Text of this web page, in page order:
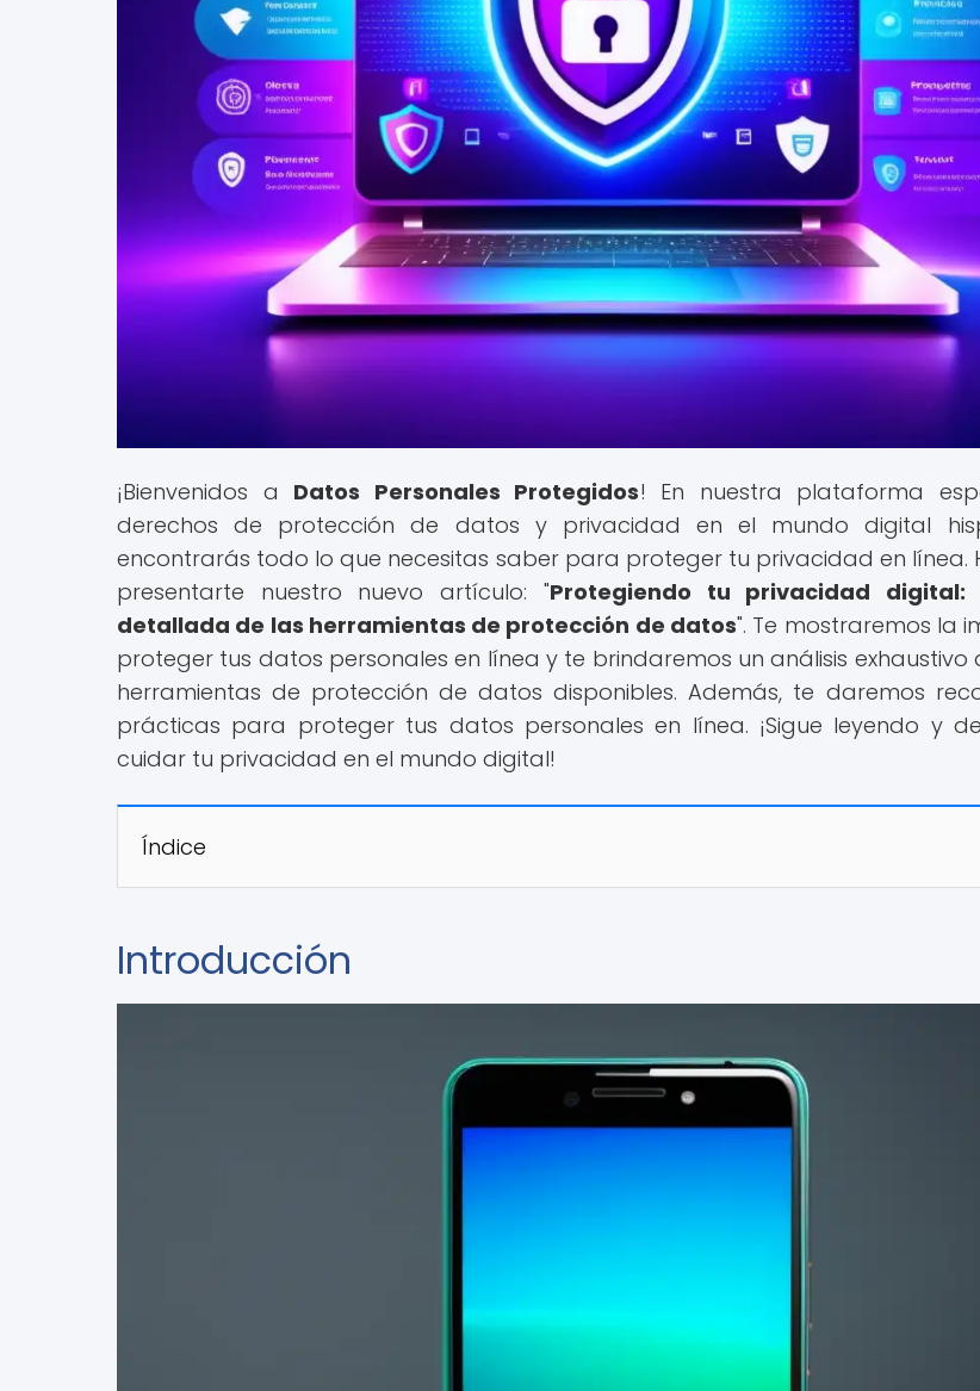
¡Bienvenidos a Datos Personales Protegidos! En nuestra plataforma
derechos de protección de datos y privacidad en el mundo digital
encontrarás todo lo que necesitas saber para proteger tu privacidad en línea.
presentarte nuestro nuevo artículo: "Protegiendo tu privacidad digital:
detallada de las herramientas de protección de datos". Te mostraremos la
proteger tus datos personales en línea y te brindaremos un análisis exhaustivo
herramientas de protección de datos disponibles. Además, te daremos
prácticas para proteger tus datos personales en línea. ¡Sigue leyendo y
cuidar tu privacidad en el mundo digital!
Índice
Introducción